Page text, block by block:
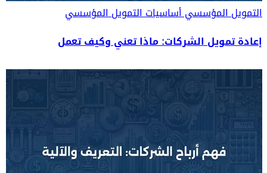
التمويل المؤسسيأساسيات التمويل المؤسسي
إعادة تمويل الشركات: ماذا تعني وكيف تعمل